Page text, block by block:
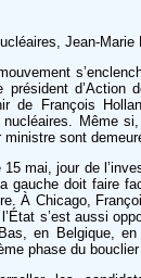
Jean-
d’Action
de François
Même
sont
mai, jour de
gauche doit faire
À Chicago,
s’est aussi
en Belgique,
phase du